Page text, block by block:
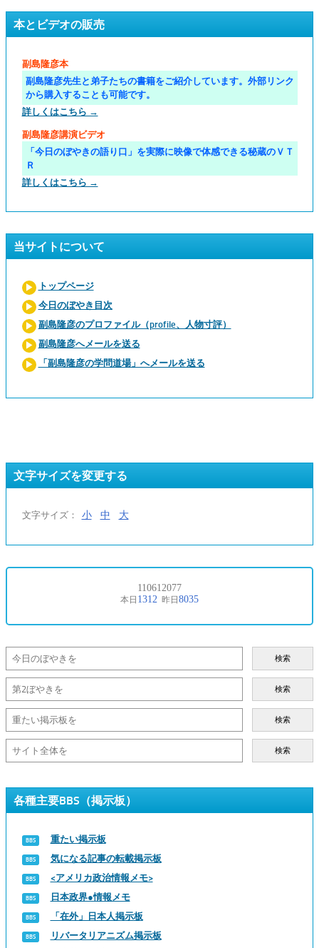
本とビデオの販売
副島隆彦本
副島隆彦先生と弟子たちの書籍をご紹介しています。外部リンク
から購入することも可能です。
詳しくはこちら →
副島隆彦講演ビデオ
「今日のぼやきの語り口」を実際に映像で体感できる秘蔵のＶＴ
Ｒ
詳しくはこちら →
当サイトについて
トップページ
今日のぼやき目次
副島隆彦のプロファイル（profile、人物寸評）
副島隆彦へメールを送る
「副島隆彦の学問道場」へメールを送る
文字サイズを変更する
文字サイズ： 小 中 大
検索
検索
検索
検索
各種主要BBS（掲示板）
重たい掲示板
気になる記事の転載掲示板
<アメリカ政治情報メモ>
日本政界●情報メモ
「在外」日本人掲示板
リバータリアニズム掲示板